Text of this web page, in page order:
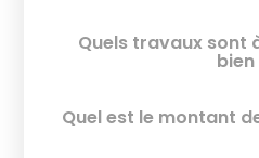
Quels travaux sont
bien
Quel est le montant